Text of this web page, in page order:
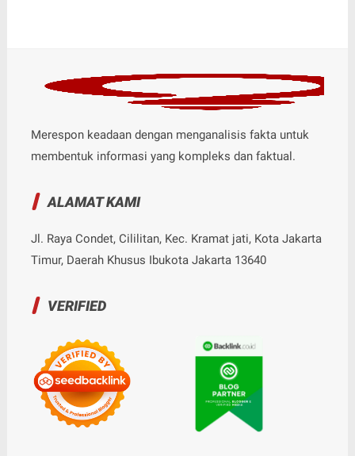
Merespon keadaan dengan menganalisis fakta untuk
membentuk informasi yang kompleks dan faktual.
ALAMAT KAMI
Jl. Raya Condet, Cililitan, Kec. Kramat jati, Kota Jakarta
Timur, Daerah Khusus Ibukota Jakarta 13640
VERIFIED